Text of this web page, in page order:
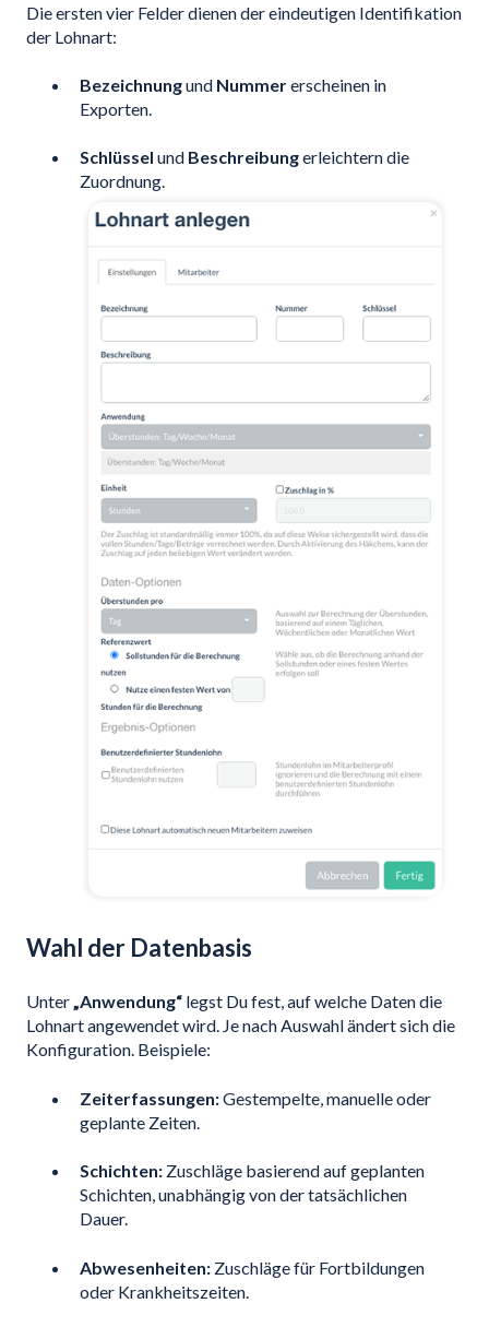
Die ersten vier Felder dienen der eindeutigen Identifikation
der Lohnart:
Bezeichnungund Nummererscheinen in
Exporten.
Schlüssel und Beschreibungerleichtern die
Zuordnung.
Wahl der Datenbasis
Unter„Anwendung“ legst Du fest, auf welche Daten die
Lohnart angewendet wird. Je nach Auswahl ändert sich die
Konfiguration. Beispiele:
Zeiterfassungen:Gestempelte, manuelle oder
geplante Zeiten.
Schichten: Zuschläge basierend auf geplanten
Schichten, unabhängig von der tatsächlichen
Dauer.
Abwesenheiten: Zuschläge für Fortbildungen
oder Krankheitszeiten.